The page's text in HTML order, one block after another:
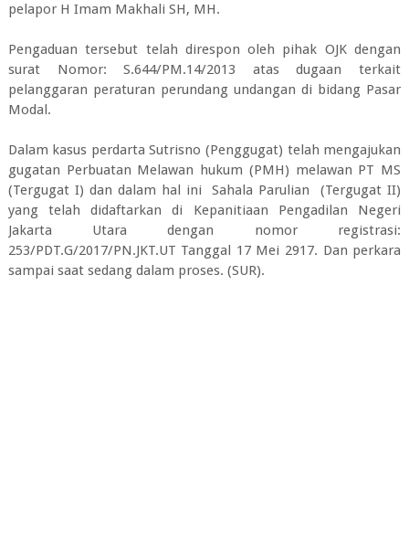
pelapor H Imam Makhali SH, MH.
Pengaduan tersebut telah direspon oleh pihak OJK dengan
surat Nomor: S.644/PM.14/2013 atas dugaan terkait
pelanggaran peraturan perundang undangan di bidang Pasar
Modal.
Dalam kasus perdarta Sutrisno (Penggugat) telah mengajukan
gugatan Perbuatan Melawan hukum (PMH) melawan PT MS
(Tergugat I) dan dalam hal ini Sahala Parulian (Tergugat II)
yang telah didaftarkan di Kepanitiaan Pengadilan Negeri
Jakarta Utara dengan nomor registrasi:
253/PDT.G/2017/PN.JKT.UT Tanggal 17 Mei 2917. Dan perkara
sampai saat sedang dalam proses. (SUR).